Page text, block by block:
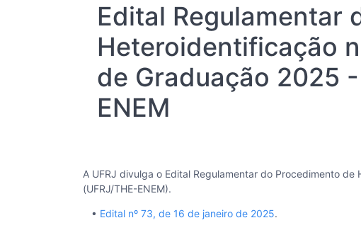
Edital Regulamentar
Heteroidentificação
de Graduação 2025
ENEM
A UFRJ divulga o Edital Regulamentar do Procedimento
(UFRJ/THE-ENEM).
• Edital nº 73, de 16 de janeiro de 2025.